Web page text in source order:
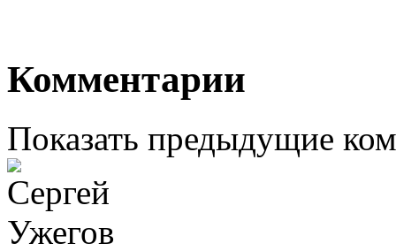
Комментарии
Показать предыдущие